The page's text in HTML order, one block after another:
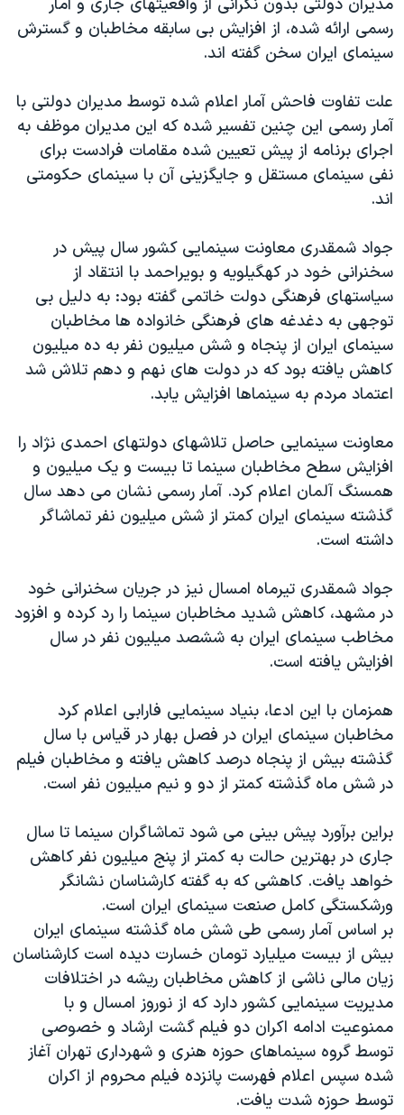
مدیران دولتی بدون نگرانی از واقعیتهای جاری و آمار
رسمی ارائه شده، از افزایش بی سابقه مخاطبان و گسترش
سینمای ایران سخن گفته اند.
علت تفاوت فاحش آمار اعلام شده توسط مدیران دولتی با
آمار رسمی این چنین تفسیر شده که این مدیران موظف به
اجرای برنامه از پیش تعیین شده مقامات فرادست برای
نفی سینمای مستقل و جایگزینی آن با سینمای حکومتی
اند.
جواد شمقدری معاونت سینمایی کشور سال پیش در
سخنرانی خود در کهگیلویه و بویراحمد با انتقاد از
سیاستهای فرهنگی دولت خاتمی گفته بود: به دلیل بی
توجهی به دغدغه های فرهنگی خانواده ها مخاطبان
سینمای ایران از پنجاه و شش میلیون نفر به ده میلیون
کاهش یافته بود که در دولت های نهم و دهم تلاش شد
اعتماد مردم به سینماها افزایش یابد.
معاونت سینمایی حاصل تلاشهای دولتهای احمدی نژاد را
افزایش سطح مخاطبان سینما تا بیست و یک میلیون و
همسنگ آلمان اعلام کرد. آمار رسمی نشان می دهد سال
گذشته سینمای ایران کمتر از شش میلیون نفر تماشاگر
داشته است.
جواد شمقدری تیرماه امسال نیز در جریان سخنرانی خود
در مشهد، کاهش شدید مخاطبان سینما را رد کرده و افزود
مخاطب سینمای ایران به ششصد میلیون نفر در سال
افزایش یافته است.
همزمان با این ادعا، بنیاد سینمایی فارابی اعلام کرد
مخاطبان سینمای ایران در فصل بهار در قیاس با سال
گذشته بیش از پنجاه درصد کاهش یافته و مخاطبان فیلم
در شش ماه گذشته کمتر از دو و نیم میلیون نفر است.
براین برآورد پیش بینی می شود تماشاگران سینما تا سال
جاری در بهترین حالت به کمتر از پنج میلیون نفر کاهش
خواهد یافت. کاهشی که به گفته کارشناسان نشانگر
ورشکستگی کامل صنعت سینمای ایران است.
بر اساس آمار رسمی طی شش ماه گذشته سینمای ایران
بیش از بیست میلیارد تومان خسارت دیده است کارشناسان
زیان مالی ناشی از کاهش مخاطبان ریشه در اختلافات
مدیریت سینمایی کشور دارد که از نوروز امسال و با
ممنوعیت ادامه اکران دو فیلم گشت ارشاد و خصوصی
توسط گروه سینماهای حوزه هنری و شهرداری تهران آغاز
شده سپس اعلام فهرست پانزده فیلم محروم از اکران
توسط حوزه شدت یافت.